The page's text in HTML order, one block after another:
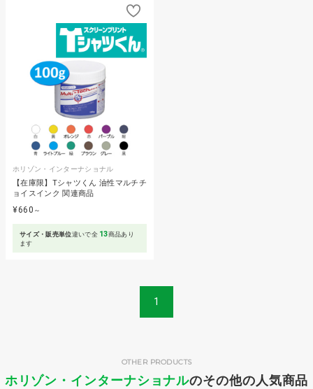
ホリゾン・インターナショナル
【在庫限】Tシャツくん 油性マルチチ
ョイスインク 関連商品
¥660 ～
サイズ・販売単位違いで全 13商品あり
ます
1
ホリゾン・インターナショナルのその他の人気商品
OTHER PRODUCTS